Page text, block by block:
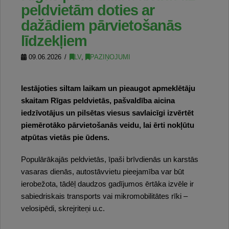
peldvietām doties ar
dažādiem pārvietošanās
līdzekļiem
09.06.2026 LV, PAZIŅOJUMI
Iestājoties siltam laikam un pieaugot apmeklētāju
skaitam Rīgas peldvietās, pašvaldība aicina
iedzīvotājus un pilsētas viesus savlaicīgi izvērtēt
piemērotāko pārvietošanās veidu, lai ērti nokļūtu
atpūtas vietās pie ūdens.
Populārākajās peldvietās, īpaši brīvdienās un karstās
vasaras dienās, autostāvvietu pieejamība var būt
ierobežota, tādēļ daudzos gadījumos ērtāka izvēle ir
sabiedriskais transports vai mikromobilitātes rīki –
velosipēdi, skrejriteņi u.c.